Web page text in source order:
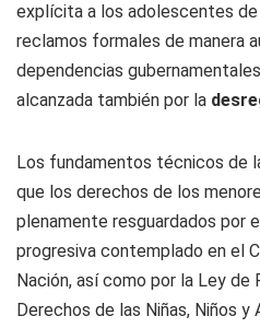
explícita a los adolescentes
reclamos formales de manera
dependencias
alcanzada también por la
Los fundamentos técnicos de
que los derechos de los
plenamente resguardados por
progresiva contemplado en el
Nación, así como por la Ley
Derechos de las Niñas, Niños